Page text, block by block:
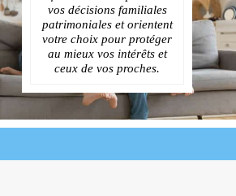
vos décisions familiales
patrimoniales et orientent
votre choix pour protéger
au mieux vos intérêts et
ceux de vos proches.